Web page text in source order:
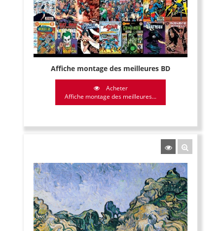
Affiche montage des meilleures BD
Acheter
Affiche montage des meilleures...